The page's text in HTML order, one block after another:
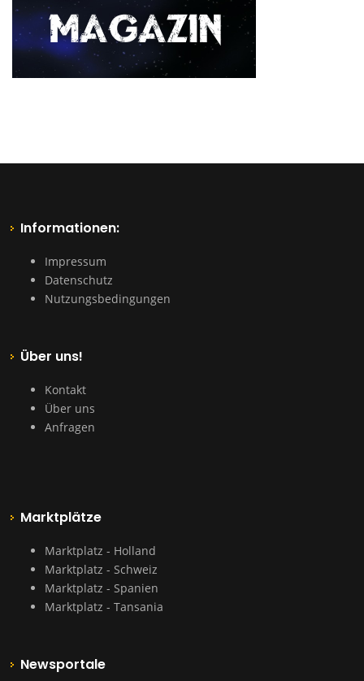
Informationen:
Impressum
Datenschutz
Nutzungsbedingungen
Über uns!
Kontakt
Über uns
Anfragen
Marktplätze
Marktplatz - Holland
Marktplatz - Schweiz
Marktplatz - Spanien
Marktplatz - Tansania
Newsportale